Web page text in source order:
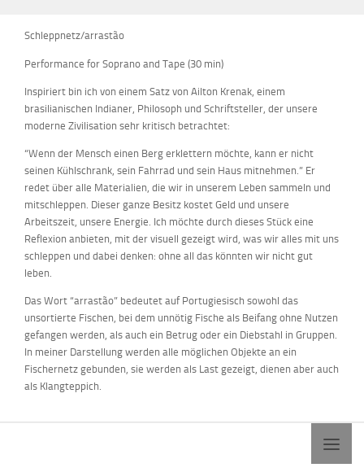
Schleppnetz/arrastão
Performance for Soprano and Tape (30 min)
Inspiriert bin ich von einem Satz von Ailton Krenak, einem
brasilianischen Indianer, Philosoph und Schriftsteller, der unsere
moderne Zivilisation sehr kritisch betrachtet:
“Wenn der Mensch einen Berg erklettern möchte, kann er nicht
seinen Kühlschrank, sein Fahrrad und sein Haus mitnehmen.” Er
redet über alle Materialien, die wir in unserem Leben sammeln und
mitschleppen. Dieser ganze Besitz kostet Geld und unsere
Arbeitszeit, unsere Energie. Ich möchte durch dieses Stück eine
Reflexion anbieten, mit der visuell gezeigt wird, was wir alles mit uns
schleppen und dabei denken: ohne all das könnten wir nicht gut
leben.
Das Wort “arrastão” bedeutet auf Portugiesisch sowohl das
unsortierte Fischen, bei dem unnötig Fische als Beifang ohne Nutzen
gefangen werden, als auch ein Betrug oder ein Diebstahl in Gruppen.
In meiner Darstellung werden alle möglichen Objekte an ein
Fischernetz gebunden, sie werden als Last gezeigt, dienen aber auch
als Klangteppich.